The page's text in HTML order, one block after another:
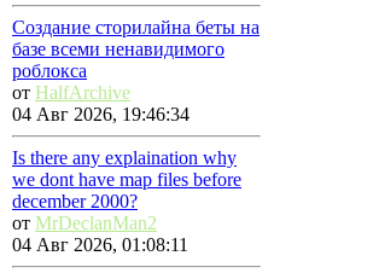
Создание сторилайна беты на
базе всеми ненавидимого
роблокса
от HalfArchive
04 Авг 2026, 19:46:34
Is there any explaination why
we dont have map files before
december 2000?
от MrDeclanMan2
04 Авг 2026, 01:08:11